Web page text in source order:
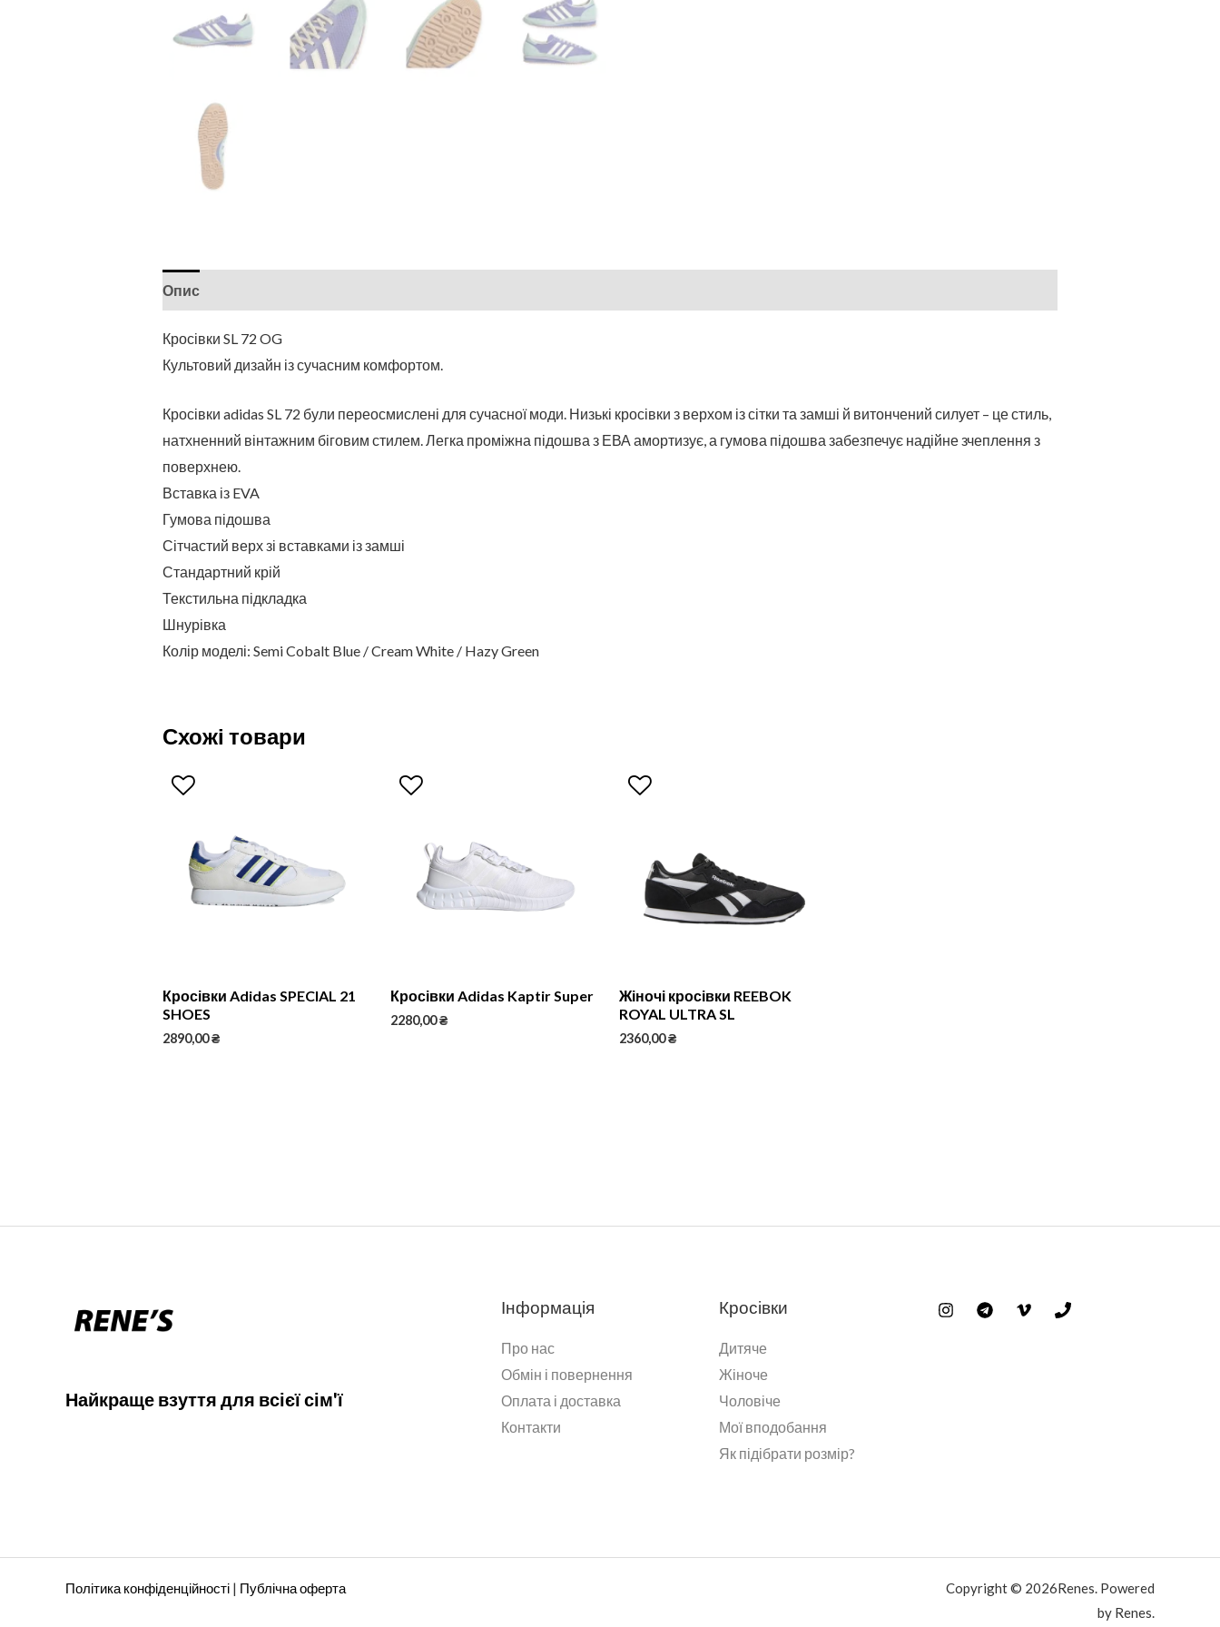
Опис
Кросівки SL 72 OG
Культовий дизайн із сучасним комфортом.
Кросівки adidas SL 72 були переосмислені для сучасної моди. Низькі кросівки з верхом із сітки та замші й витончений силует – це стиль,
натхненний вінтажним біговим стилем. Легка проміжна підошва з ЕВА амортизує, а гумова підошва забезпечує надійне зчеплення з
поверхнею.
Вставка із EVA
Гумова підошва
Сітчастий верх зі вставками із замші
Стандартний крій
Текстильна підкладка
Шнурівка
Колір моделі: Semi Cobalt Blue / Cream White / Hazy Green
Схожі товари
Кросівки Adidas SPECIAL 21
SHOES
2890,00₴
Кросівки Adidas Kaptir Super
2280,00₴
Жіночі кросівки REEBOK
ROYAL ULTRA SL
2360,00₴
Найкраще взуття для всієї сім'ї
Інформація
Про нас
Обмін і повернення
Оплата і доставка
Контакти
Кросівки
Дитяче
Жіноче
Чоловіче
Мої вподобання
Як підібрати розмір?
Політика конфіденційності | Публічна оферта
Copyright © 2026Renes. Powered
by Renes.